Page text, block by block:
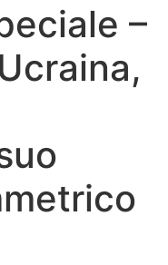
del Bandolo
CERM
–